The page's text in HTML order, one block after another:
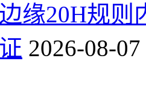
缘20H规
2026-08-